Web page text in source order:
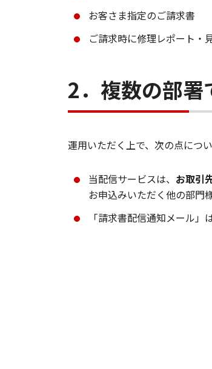
お客さま指定のご請求書
ご請求時に修理レポート・
2．複数の部署
運用いただく上で、次の点につ
当配信サービスは、 お取引
お申込みいただく他の部門
「請求書配信通知メール」は